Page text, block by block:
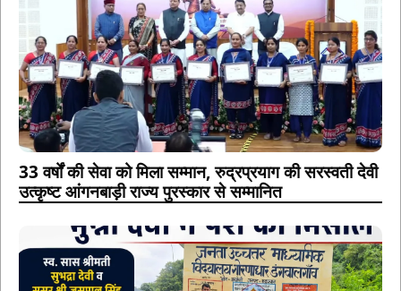
33 वर्षों की सेवा को मिला सम्मान, रुद्रप्रयाग की सरस्वती देवी
उत्कृष्ट आंगनबाड़ी राज्य पुरस्कार से सम्मानित